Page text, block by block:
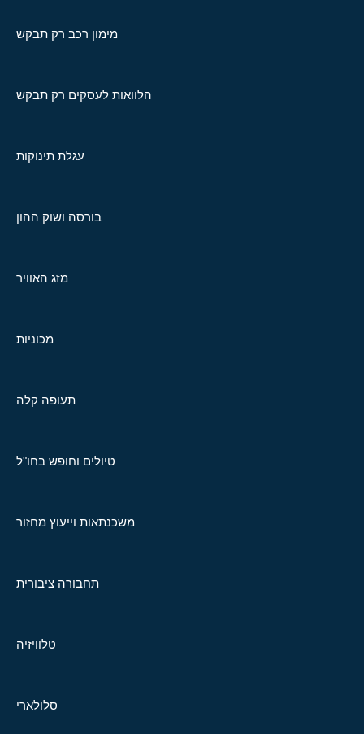
מימון רכב רק תבקש
הלוואות לעסקים רק תבקש
עגלת תינוקות
בורסה ושוק ההון
מזג האוויר
מכוניות
תעופה קלה
טיולים וחופש בחו"ל
משכנתאות וייעוץ מחזור
תחבורה ציבורית
טלוויזיה
סלולארי